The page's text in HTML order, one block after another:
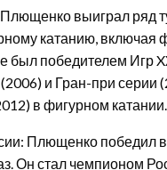
выиграл ряд
катанию, включая
был победителем Игр
и Гран-при серии
в фигурном катании.
Плющенко победил в
Он стал чемпионом